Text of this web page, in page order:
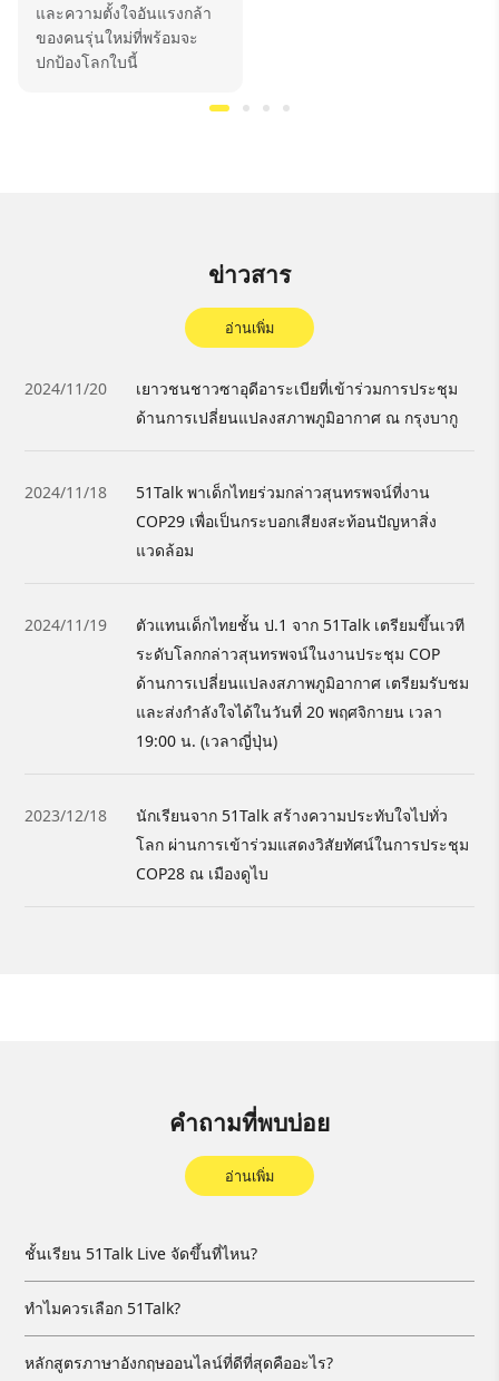
และความตั้งใจอันแรงกล้า
ของคนรุ่นใหม่ที่พร้อมจะ
ปกป้องโลกใบนี้
ข่าวสาร
อ่านเพิ่ม
2024/11/20
เยาวชนชาวซาอุดีอาระเบียที่เข้าร่วมการประชุม
ด้านการเปลี่ยนแปลงสภาพภูมิอากาศ ณ กรุงบากู
2024/11/18
51Talk พาเด็กไทยร่วมกล่าวสุนทรพจน์ที่งาน
COP29 เพื่อเป็นกระบอกเสียงสะท้อนปัญหาสิ่ง
แวดล้อม
2024/11/19
ตัวแทนเด็กไทยชั้น ป.1 จาก 51Talk เตรียมขึ้นเวที
ระดับโลกกล่าวสุนทรพจน์ในงานประชุม COP
ด้านการเปลี่ยนแปลงสภาพภูมิอากาศ เตรียมรับชม
และส่งกำลังใจได้ในวันที่ 20 พฤศจิกายน เวลา
19:00 น. (เวลาญี่ปุ่น)
2023/12/18
นักเรียนจาก 51Talk สร้างความประทับใจไปทั่ว
โลก ผ่านการเข้าร่วมแสดงวิสัยทัศน์ในการประชุม
COP28 ณ เมืองดูไบ
คำถามที่พบบ่อย
อ่านเพิ่ม
ชั้นเรียน 51Talk Live จัดขึ้นที่ไหน?
ทำไมควรเลือก 51Talk?
หลักสูตรภาษาอังกฤษออนไลน์ที่ดีที่สุดคืออะไร?